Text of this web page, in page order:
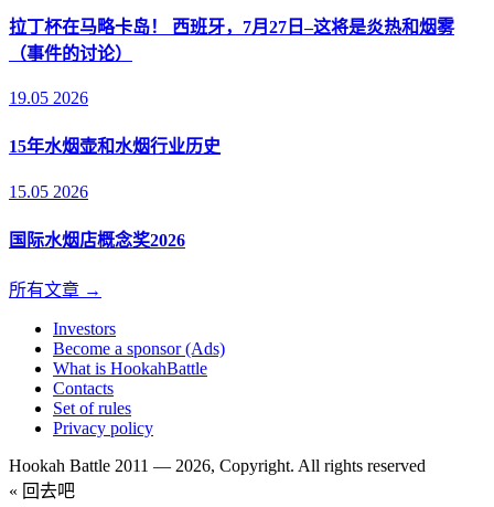
拉丁杯在马略卡岛！ 西班牙，7月27日–这将是炎热和烟雾
（事件的讨论）
19.05 2026
15年水烟壶和水烟行业历史
15.05 2026
国际水烟店概念奖2026
所有文章 →
Investors
Become a sponsor (Ads)
What is HookahBattle
Contacts
Set of rules
Privacy policy
Hookah Battle 2011 — 2026, Copyright. All rights reserved
« 回去吧